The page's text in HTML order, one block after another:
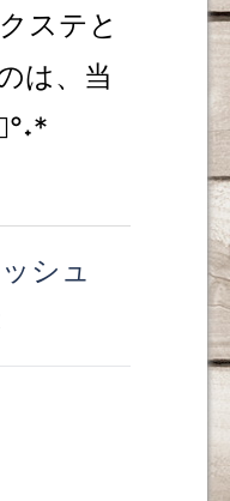
ステと
は、当
シュ